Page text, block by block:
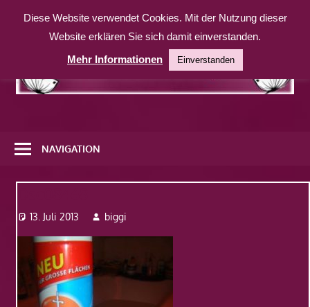
Inhalt
weitere
Website
NAVIGATION
13. Juli 2013 biggi
Diese Website verwendet Cookies. Mit der Nutzung dieser
Website erklären Sie sich damit einverstanden.
Mehr Informationen
Einverstanden